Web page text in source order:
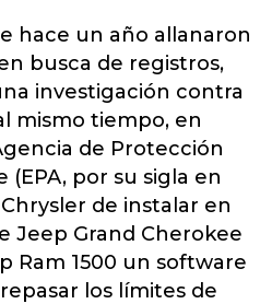
hace un año allanaron
busca de registros,
investigación contra
mismo tiempo, en
de Protección
por su sigla en
de instalar en
Jeep Grand Cherokee
Ram 1500 un software
los límites de